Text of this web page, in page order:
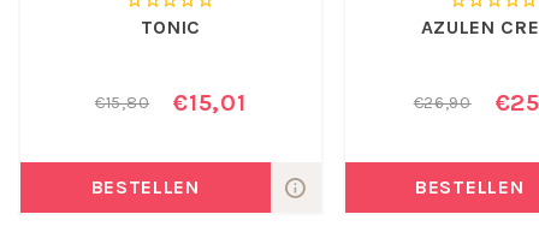
TONIC
€15,80 €15,01
BESTELLEN
AZULEN
€26,90
BESTELLEN